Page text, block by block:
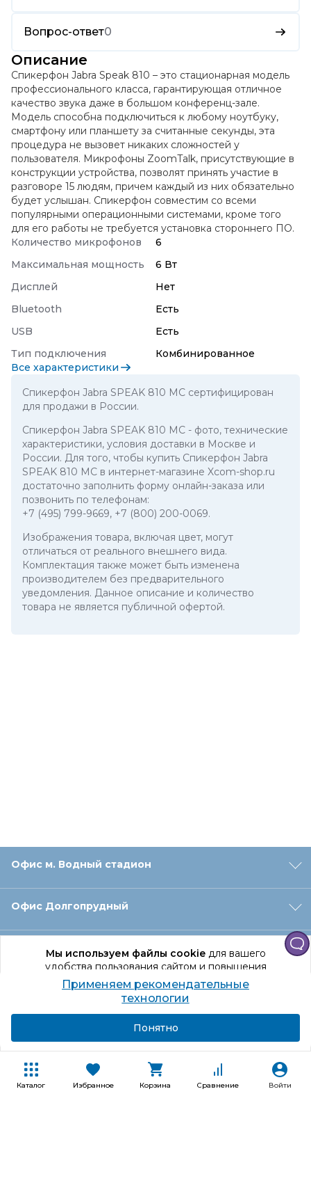
Каталог Избранное Корзина Сравнение Войти
Мы используем файлы cookieдля вашего
удобства пользования сайтом и повышения
качества рекомендаций.
Продолжая использование сайта, вы даете
согласие на обработку персональных данных
Вопрос-ответ0
Описание
Спикерфон Jabra Speak 810 – это стационарная модель
профессионального класса, гарантирующая отличное
качество звука даже в большом конференц-зале.
Модель способна подключиться к любому ноутбуку,
смартфону или планшету за считанные секунды, эта
процедура не вызовет никаких сложностей у
пользователя. Микрофоны ZoomTalk, присутствующие в
конструкции устройства, позволят принять участие в
разговоре 15 людям, причем каждый из них обязательно
будет услышан. Спикерфон совместим со всеми
популярными операционными системами, кроме того
для его работы не требуется установка стороннего ПО.
Количество микрофонов
6
Максимальная мощность
6 Вт
Дисплей
Нет
Bluetooth
Есть
USB
Есть
Тип подключения
Комбинированное
Все характеристики
Спикерфон Jabra SPEAK 810 MC сертифицирован
для продажи в России.
Спикерфон Jabra SPEAK 810 MC - фото, технические
характеристики, условия доставки в Москве и
России. Для того, чтобы купить Спикерфон Jabra
SPEAK 810 MC в интернет-магазине Xcom-shop.ru
достаточно заполнить форму онлайн-заказа или
позвонить по телефонам:
+7 (495) 799-9669, +7 (800) 200-0069.
Изображения товара, включая цвет, могут
отличаться от реального внешнего вида.
Комплектация также может быть изменена
производителем без предварительного
уведомления. Данное описание и количество
товара не является публичной офертой.
Офис м. Водный стадион
Офис Долгопрудный
Офис Санкт‑Петербург
Оформление заказа
Покупателям
Применяем рекомендательные
технологии
Понятно